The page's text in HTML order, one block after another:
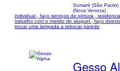
Sumaré (São
(Nova Veneza)
individual , faço serviços de pintura ,
trabalho com o marido de aluguel , faço
trocar uma lampada a rebocar parede
Gesso